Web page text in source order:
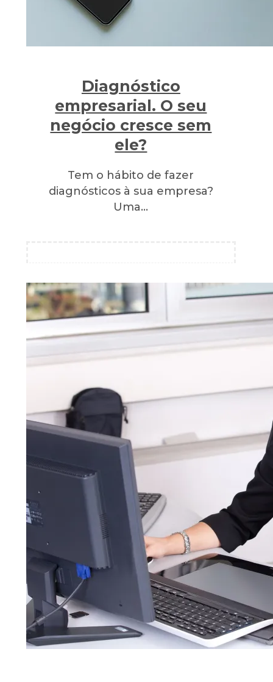
Diagnóstico
empresarial. O seu
negócio cresce sem
ele?
Tem o hábito de fazer
diagnósticos à sua empresa?
Uma…